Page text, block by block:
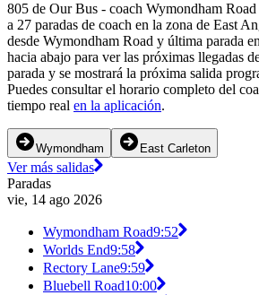
805 de Our Bus - coach Wymondham
a 27 paradas de coach en la zona de East
desde Wymondham Road y última parada
hacia abajo para ver las próximas llegadas
parada y se mostrará la próxima salida
Puedes consultar el horario completo del
tiempo real en la aplicación.
Wymondham East Carleton
Ver más salidas
Paradas
vie, 14 ago 2026
Wymondham Road9:52
Worlds End9:58
Rectory Lane9:59
Bluebell Road10:00